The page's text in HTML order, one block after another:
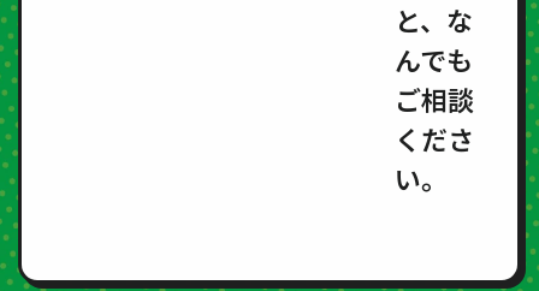
と、な
んでも
ご相談
くださ
い。